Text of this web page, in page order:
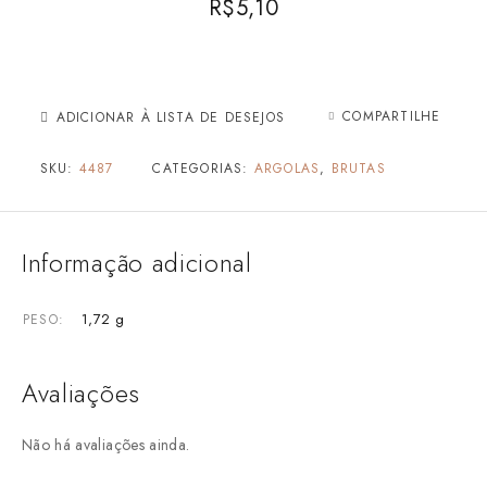
R$5,10
ADICIONAR À LISTA DE DESEJOS COMPARTILHE
SKU: 4487 CATEGORIAS: ARGOLAS, BRUTAS
Informação adicional
PESO 1,72 g
Avaliações
Não há avaliações ainda.